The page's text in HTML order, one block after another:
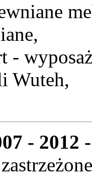
-
Wuteh,
- 2012